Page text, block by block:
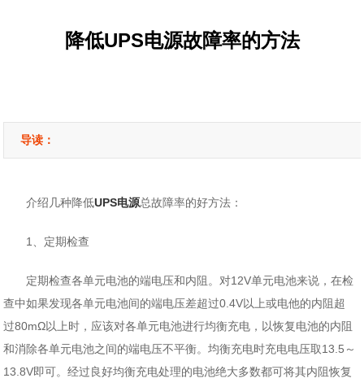
降低UPS电源故障率的方法
导读：
介绍几种降低UPS电源总故障率的好方法：
1、定期检查
定期检查各单元电池的端电压和内阻。对12V单元电池来说，在检
查中如果发现各单元电池间的端电压差超过0.4V以上或电他的内阻超
过80mΩ以上时，应该对各单元电池进行均衡充电，以恢复电池的内阻
和消除各单元电池之间的端电压不平衡。均衡充电时充电电压取13.5～
13.8V即可。经过良好均衡充电处理的电池绝大多数都可将其内阻恢复